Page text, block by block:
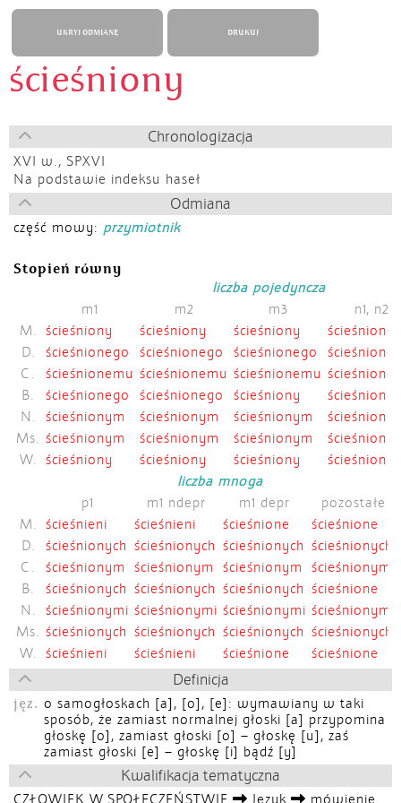
UKRYJ ODMIANĘ DRUKUJ
ścieśniony
Chronologizacja
XVI w., SPXVI
Na podstawie indeksu haseł
Odmiana
część mowy: przymiotnik
Stopień równy
liczba pojedyncza
m1
m2 m3
n1, n2
M.
ścieśniony ścieśniony ścieśniony
ścieśnione
D.
ścieśnionego ścieśnionego ścieśnionego
C.
ścieśnionemu ścieśnionemu ścieśnionemu
B.
ścieśnionego ścieśnionego ścieśniony
ścieśnione
N.
ścieśnionym ścieśnionym ścieśnionym
Ms. ścieśnionym ścieśnionym ścieśnionym
W.
ścieśniony ścieśniony ścieśniony
ścieśnione
liczba mnoga
p1
m1 ndepr m1 depr
pozostałe
M.
ścieśnieni ścieśnieni ścieśnione
ścieśnione
D.
ścieśnionych ścieśnionych ścieśnionych ścieśnionych
C.
ścieśnionym ścieśnionym ścieśnionym
ścieśnionym
B.
ścieśnionych ścieśnionych ścieśnionych ścieśnione
N.
ścieśnionymi ścieśnionymi ścieśnionymi ścieśnionymi
Ms. ścieśnionych ścieśnionych ścieśnionych ścieśnionych
W.
ścieśnieni ścieśnieni ścieśnione ścieśnione
Definicja
jęz. o samogłoskach [a], [o], [e]: wymawiany w taki
sposób, że zamiast normalnej głoski [a] przypomina
głoskę [o], zamiast głoski [o] – głoskę [u], zaś
zamiast głoski [e] – głoskę [i] bądź [y]
Kwalifikacja tematyczna
CZŁOWIEK W SPOŁECZEŃSTWIE Język mówienie